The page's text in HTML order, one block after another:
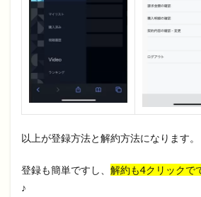
以上が登録方法と解約方法になります。
登録も簡単ですし、 解約も4クリックで
♪